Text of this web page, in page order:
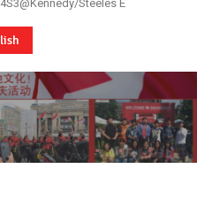
Steeles E